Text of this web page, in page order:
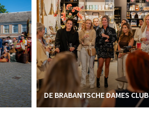
DE BRABANTSCHE DAMES CLUB